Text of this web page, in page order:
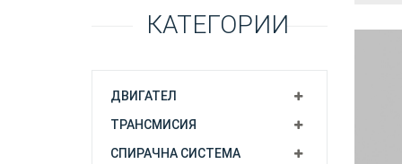
КАТЕГОРИИ
ДВИГАТЕЛ
ТРАНСМИСИЯ
СПИРАЧНА СИСТЕМА